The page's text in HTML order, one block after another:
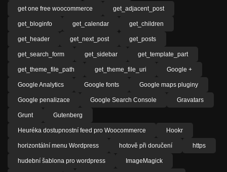
get one free woocommerce get_adjacent_post
get_bloginfo get_calendar get_children
get_header get_next_post get_posts
get_search_form get_sidebar get_template_part
get_theme_file_path get_theme_file_uri Google +
Google Analytics Google fonts Google maps pluginy
Google penalizace Google Search Console Gravatars
Grunt Gutenberg
Heuréka dostupnostní feed pro Woocommerce Hookr
horizontální menu Wordpress hotově při doručení https
hudební šablona pro wordpress ImageMagick